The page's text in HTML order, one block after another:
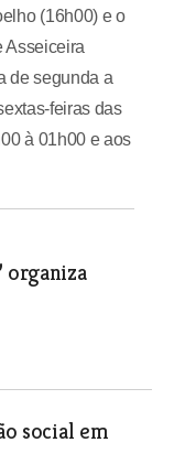
(16h00) e o
Asseiceira
de segunda a
feiras das
à 01h00 e aos
organiza
social em